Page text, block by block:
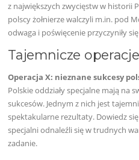
z największych zwycięstw w historii
polscy żołnierze walczyli m.in. pod
odwaga i poświęcenie przyczyniły
Tajemnicze
Operacja X: nieznane sukcesy
Polskie oddziały specjalne mają na
sukcesów. Jednym z nich jest
spektakularne rezultaty. Dowiedz
specjalni odnaleźli się w trudnych
zadanie.